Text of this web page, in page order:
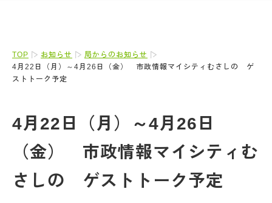
TOP お知らせ
局からのお知らせ
4月22日（月）～4月26日（金） 市政情報マイシティむさしの ゲ
ストトーク予定
4月22日（月）～4月26日
（金） 市政情報マイシティむ
さしの ゲストトーク予定